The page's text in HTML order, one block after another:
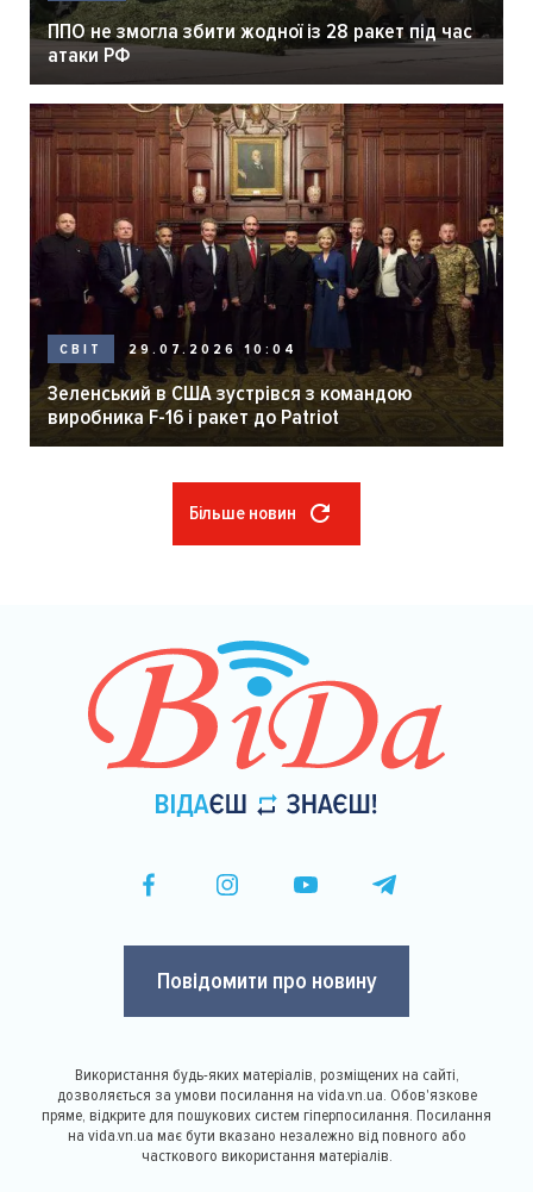
ППО не змогла збити жодної із 28 ракет під час
атаки РФ
СВІТ 29.07.2026 10:04
Зеленський в США зустрівся з командою
виробника F-16 і ракет до Patriot
Більше новин
Повідомити про новину
Використання будь-яких матеріалів, розміщених на сайті,
дозволяється за умови посилання на vida.vn.ua. Обов'язкове
пряме, відкрите для пошукових систем гіперпосилання. Посилання
на vida.vn.ua має бути вказано незалежно від повного або
часткового використання матеріалів.